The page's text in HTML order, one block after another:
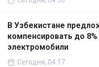
В Узбекистане
компенсировать до
электромобили
Сегодня, 04:17